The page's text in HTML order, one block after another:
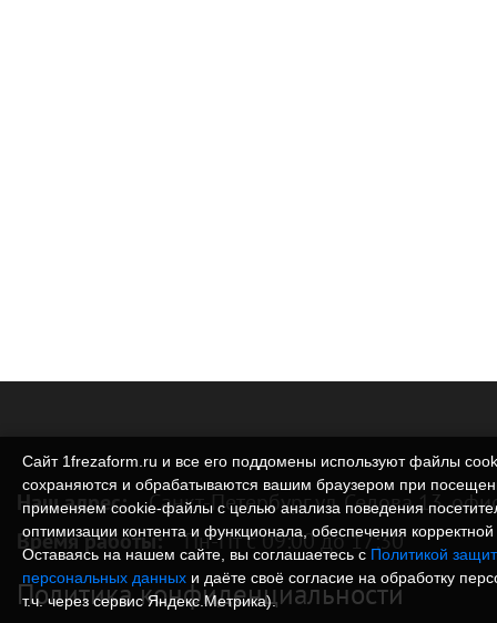
Наш адрес: Санкт-Петербург ул. Седова 13,
Время работы: Пн-Пт с 09:00 до 17:30
Политика конфиденциальности
Сайт 1frezaform.ru и все его поддомены используют файлы
сохраняются и обрабатываются вашим браузером при
применяем cookie‑файлы с целью анализа поведения
оптимизации контента и функционала, обеспечения
Оставаясь на нашем сайте, вы соглашаетесь с Политикой
персональных данных и даёте своё согласие на обработку
т.ч. через сервис Яндекс.Метрика).